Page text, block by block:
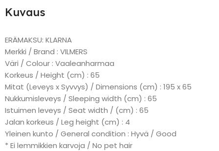
Kuvaus
ERÄMAKSU: KLARNA
Merkki / Brand : VILMERS
Väri / Colour : Vaaleanharmaa
Korkeus / Height (cm) : 65
Mitat (Leveys x Syvvys) / Dimensions (cm) : 195 x 65
Nukkumisleveys / Sleeping width (cm) : 65
Istuimen leveys / Seat width / (cm) : 65
Jalan korkeus / Leg height (cm) : 4
Yleinen kunto / General condition : Hyvä / Good
* Ei lemmikkien karvoja / No pet hair